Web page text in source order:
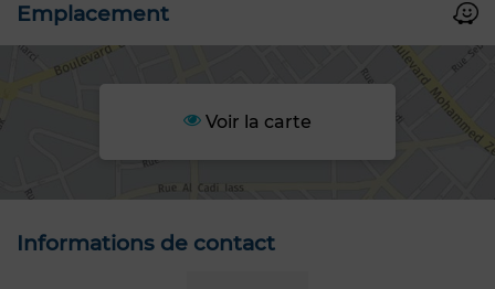
Emplacement
Voir la carte
Informations de contact